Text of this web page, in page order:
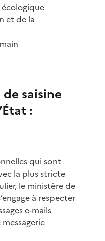
et de la
saisine
:
qui sont
la plus stricte
le ministère de
à respecter
e-mails